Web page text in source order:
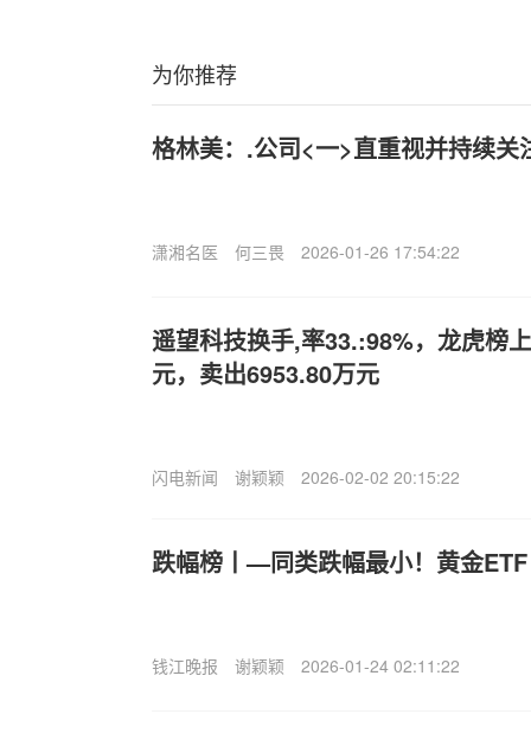
为你推荐
格林美：.公司<一>直重视并持续关
潇湘名医 何三畏 2026-01-26 17:54:22
遥望科技换手,率33.:98%，龙虎榜
元，卖出6953.80万元
闪电新闻 谢颖颖 2026-02-02 20:15:22
跌幅榜丨—同类跌幅最小！黄金
钱江晚报 谢颖颖 2026-01-24 02:11:22